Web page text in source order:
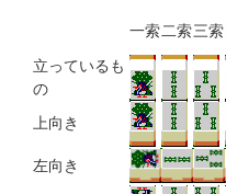
一索二索三索
立っているも
の
上向き
左向き